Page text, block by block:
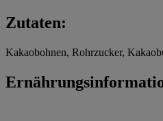
Zutaten:
Kakaobohnen, Rohrzucker,